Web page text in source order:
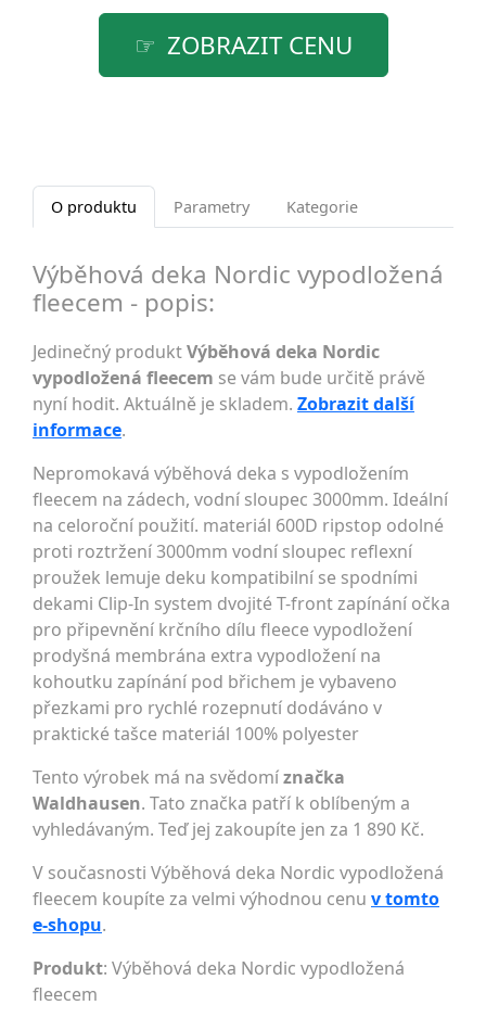
ZOBRAZIT CENU
O produktu Parametry Kategorie
Výběhová deka Nordic vypodložená
fleecem - popis:
Jedinečný produktVýběhová deka Nordic
vypodložená fleecem se vám bude určitě právě
nyní hodit. Aktuálně je skladem. Zobrazit další
informace.
Nepromokavá výběhová deka s vypodložením
fleecem na zádech, vodní sloupec 3000mm. Ideální
na celoroční použití. materiál 600D ripstop odolné
proti roztržení 3000mm vodní sloupec reflexní
proužek lemuje deku kompatibilní se spodními
dekami Clip-In system dvojité T-front zapínání očka
pro připevnění krčního dílu fleece vypodložení
prodyšná membrána extra vypodložení na
kohoutku zapínání pod břichem je vybaveno
přezkami pro rychlé rozepnutí dodáváno v
praktické tašce materiál 100% polyester
Tento výrobek má na svědomíznačka
Waldhausen. Tato značka patří k oblíbeným a
vyhledávaným. Teď jej zakoupíte jen za 1 890 Kč.
V současnosti Výběhová deka Nordic vypodložená
fleecem koupíte za velmi výhodnou cenu v tomto
e-shopu.
Produkt: Výběhová deka Nordic vypodložená
fleecem